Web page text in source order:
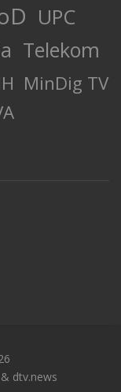
UPC
Telekom
MinDig TV
dtv.news